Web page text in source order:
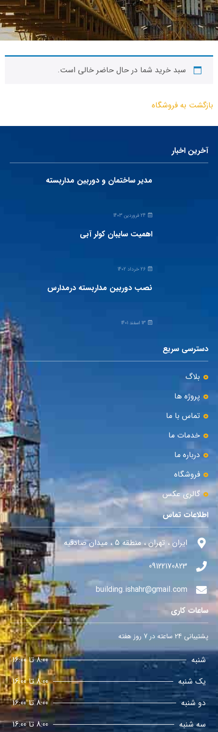
سبد خرید شما در حال حاضر خالی است.
بازگشت به فروشگاه
آخرین اخبار
مدیر ساختمان و دوربین مداربسته
24 فروردین 1403
اهمیت سایبان کولر آبی
26 خرداد 1402
نصب دوربین مداربسته درمدارس
13 اسفند 1401
دسترسی سریع
بلاگ
پروژه ها
تماس با ما
خدمات ما
درباره ما
فروشگاه
گالری عکس
اطلاعات تماس
ایران ، تهران ، منطقه 5 ، میدان صادقیه
09122170823
building.ishahr@gmail.com
ساعات کاری
پشتیبانی 24 ساعته در 7 روز هفته
شنبه
8:00 تا 16:00
یک شنبه
8:00 تا 16:00
دو شنبه
8:00 تا 16:00
سه شنبه
8:00 تا 16:00